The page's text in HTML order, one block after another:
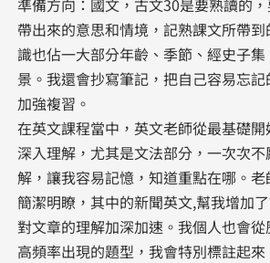
準備方向：國文，古文30是要熟讀的
帶出來的意思和情境，記熟課文所帶
識也佔一大部分年齡、季節、經史子
景。我還會抄寫筆記，把自己容易忘
加強複習。
在英文課程當中，英文老師從最基礎
深入理解，尤其是文法部分，一次次
解，讓我容易記憶，知道重點在哪。
簡潔明瞭，其中的新聞英文,幫我增加
對文章的理解加深加速。我個人也會從
高頻率出現的題型，我會特別標註起